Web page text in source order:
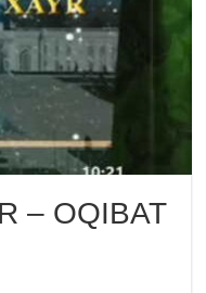
– OQIBAT